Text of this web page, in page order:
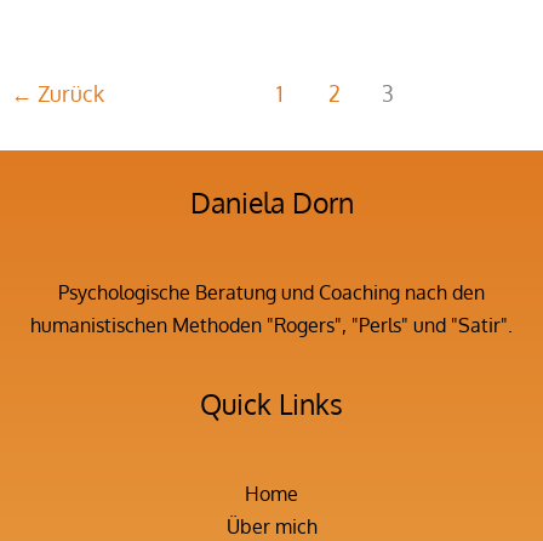
← Zurück 1 2 3
Daniela Dorn
Psychologische Beratung und Coaching nach den
humanistischen Methoden "Rogers", "Perls" und "Satir".
Quick Links
Home
Über mich